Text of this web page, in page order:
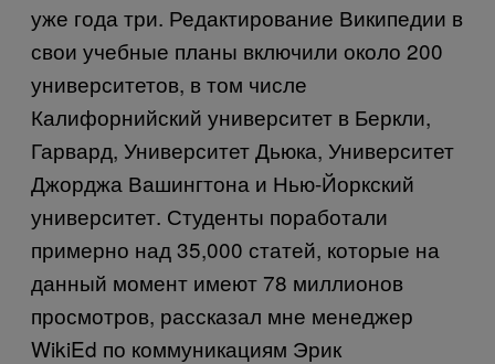
уже года три. Редактирование Википедии в
свои учебные планы включили около 200
университетов, в том числе
Калифорнийский университет в Беркли,
Гарвард, Университет Дьюка, Университет
Джорджа Вашингтона и Нью-Йоркский
университет. Студенты поработали
примерно над 35,000 статей, которые на
данный момент имеют 78 миллионов
просмотров, рассказал мне менеджер
WikiEd по коммуникациям Эрик